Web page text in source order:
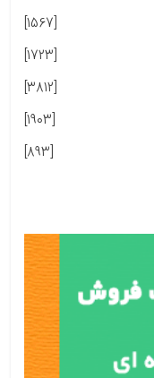
[1567]
[1723]
[3812]
[1903]
[893]